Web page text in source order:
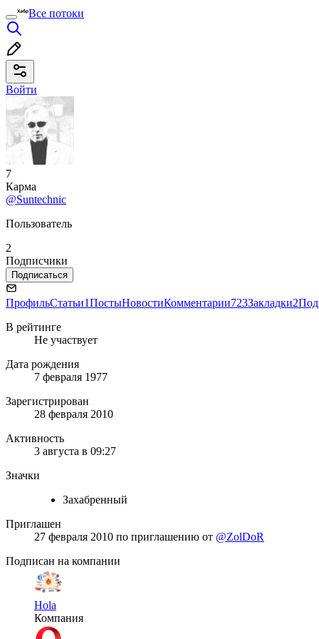
Все потоки
Войти
7
Карма
@Suntechnic
Пользователь
2
Подписчики
Подписаться
ПрофильСтатьи1ПостыНовостиКомментарии723Закладки2
В рейтинге
Не участвует
Дата рождения
7 февраля 1977
Зарегистрирован
28 февраля 2010
Активность
3 августа в 09:27
Значки
Захабренный
Приглашен
27 февраля 2010 по приглашению от @ZolDoR
Подписан на компании
Hola
Компания